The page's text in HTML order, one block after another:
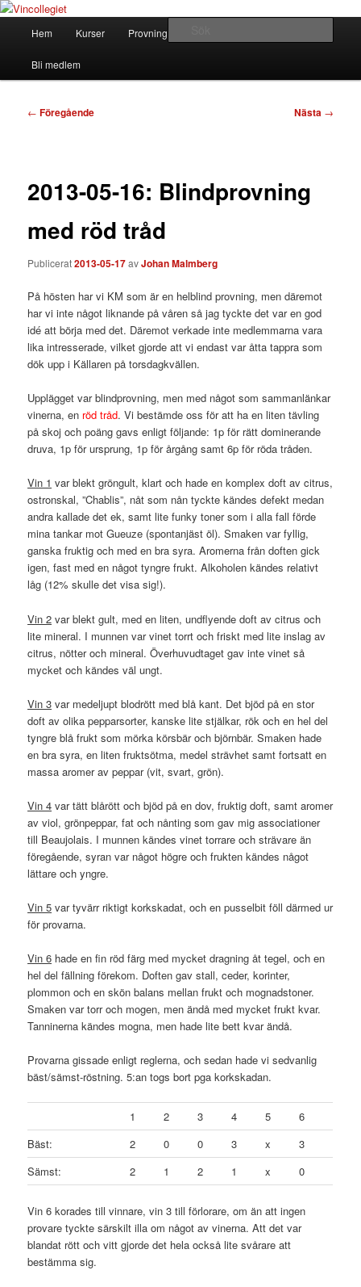
Hoppa
innehållVincollegiet
Hem Kurser Provningar
Bli medlem
Inläggsnavigering
← Föregående Nästa →
2013-05-16: Blindprovning
med röd tråd
Publicerat2013-05-17avJohan Malmberg
På hösten har vi KM som är en helblind provning, men däremot
har vi inte något liknande på våren så jag tyckte det var en god
idé att börja med det. Däremot verkade inte medlemmarna vara
lika intresserade, vilket gjorde att vi endast var åtta tappra som
dök upp i Källaren på torsdagkvällen.
Upplägget var blindprovning, men med något som sammanlänkar
vinerna, en röd tråd. Vi bestämde oss för att ha en liten tävling
på skoj och poäng gavs enligt följande: 1p för rätt dominerande
druva, 1p för ursprung, 1p för årgång samt 6p för röda tråden.
Vin 1 var blekt gröngult, klart och hade en komplex doft av citrus,
ostronskal, ”Chablis”, nåt som nån tyckte kändes defekt medan
andra kallade det ek, samt lite funky toner som i alla fall förde
mina tankar mot Gueuze (spontanjäst öl). Smaken var fyllig,
ganska fruktig och med en bra syra. Aromerna från doften gick
igen, fast med en något tyngre frukt. Alkoholen kändes relativt
låg (12% skulle det visa sig!).
Vin 2 var blekt gult, med en liten, undflyende doft av citrus och
lite mineral. I munnen var vinet torrt och friskt med lite inslag av
citrus, nötter och mineral. Överhuvudtaget gav inte vinet så
mycket och kändes väl ungt.
Vin 3 var medeljupt blodrött med blå kant. Det bjöd på en stor
doft av olika pepparsorter, kanske lite stjälkar, rök och en hel del
tyngre blå frukt som mörka körsbär och björnbär. Smaken hade
en bra syra, en liten fruktsötma, medel strävhet samt fortsatt en
massa aromer av peppar (vit, svart, grön).
Vin 4 var tätt blårött och bjöd på en dov, fruktig doft, samt aromer
av viol, grönpeppar, fat och nånting som gav mig associationer
till Beaujolais. I munnen kändes vinet torrare och strävare än
föregående, syran var något högre och frukten kändes något
lättare och yngre.
Vin 5 var tyvärr riktigt korkskadat, och en pusselbit föll därmed ur
för provarna.
Vin 6 hade en fin röd färg med mycket dragning åt tegel, och en
hel del fällning förekom. Doften gav stall, ceder, korinter,
plommon och en skön balans mellan frukt och mognadstoner.
Smaken var torr och mogen, men ändå med mycket frukt kvar.
Tanninerna kändes mogna, men hade lite bett kvar ändå.
Provarna gissade enligt reglerna, och sedan hade vi sedvanlig
bäst/sämst-röstning. 5:an togs bort pga korkskadan.
1 2 3 4 5
6
Bäst:
2 0 0 3 x
3
Sämst:
2 1 2 1 x 0
Vin 6 korades till vinnare, vin 3 till förlorare, om än att ingen
provare tyckte särskilt illa om något av vinerna. Att det var
blandat rött och vitt gjorde det hela också lite svårare att
bestämma sig.